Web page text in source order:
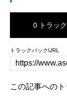
0 トラッ
トラックバックURL
この記事への